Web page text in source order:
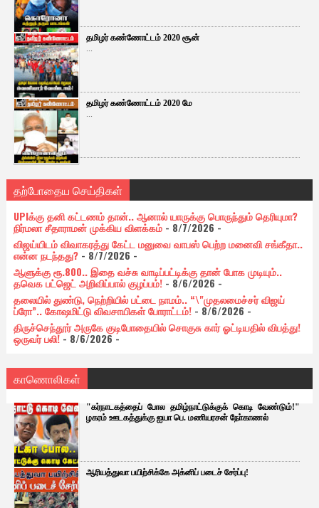
தமிழர் கண்ணோட்டம் 2020 சூன்
...
தமிழர் கண்ணோட்டம் 2020 மே
...
தற்போதைய செய்திகள்
UPIக்கு தனி கட்டணம் தான்.. ஆனால் யாருக்கு பொருந்தும் தெரியுமா?
நிர்மலா சீதாராமன் முக்கிய விளக்கம்- 8/7/2026 -
விஜய்யிடம் விவாகரத்து கேட்ட மனுவை வாபஸ் பெற்ற மனைவி சங்கீதா..
என்ன நடந்தது?- 8/7/2026 -
ஆளுக்கு ரூ.800.. இதை வச்சு வாடிப்பட்டிக்கு தான் போக முடியும்..
தவெக பட்ஜெட் அறிவிப்பால் குழப்பம்!- 8/6/2026 -
தலையில் துண்டு, நெற்றியில் பட்டை நாமம்.. “\"முதலமைச்சர் விஜய்
ப்ரோ”.. கோஷமிட்டு விவசாயிகள் போராட்டம்!- 8/6/2026 -
திருச்செந்தூர் அருகே குடிபோதையில் சொகுசு கார் ஓட்டியதில் விபத்து!
ஒருவர் பலி!- 8/6/2026-
காணொலிகள்
"கர்நாடகத்தைப் போல தமிழ்நாட்டுக்குக் கொடி வேண்டும்!"
ழகரம் ஊடகத்துக்கு ஐயா பெ. மணியரசன் நோ்காணல்
ஆரியத்துவா பயிற்சிக்கே அக்னிப் படைச் சேர்ப்பு!